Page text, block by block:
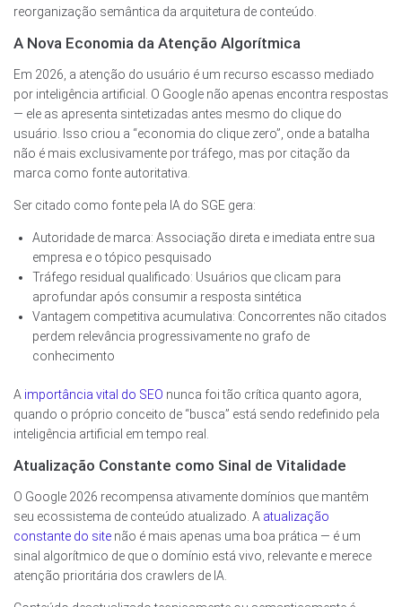
reorganização semântica da arquitetura de conteúdo.
A Nova Economia da Atenção Algorítmica
Em 2026, a atenção do usuário é um recurso escasso mediado
por inteligência artificial. O Google não apenas encontra respostas
— ele as apresenta sintetizadas antes mesmo do clique do
usuário. Isso criou a “economia do clique zero”, onde a batalha
não é mais exclusivamente por tráfego, mas por citação da
marca como fonte autoritativa.
Ser citado como fonte pela IA do SGE gera:
Autoridade de marca: Associação direta e imediata entre sua
empresa e o tópico pesquisado
Tráfego residual qualificado: Usuários que clicam para
aprofundar após consumir a resposta sintética
Vantagem competitiva acumulativa: Concorrentes não citados
perdem relevância progressivamente no grafo de
conhecimento
A importância vital do SEO nunca foi tão crítica quanto agora,
quando o próprio conceito de “busca” está sendo redefinido pela
inteligência artificial em tempo real.
Atualização Constante como Sinal de Vitalidade
O Google 2026 recompensa ativamente domínios que mantêm
seu ecossistema de conteúdo atualizado. A atualização
constante do site não é mais apenas uma boa prática — é um
sinal algorítmico de que o domínio está vivo, relevante e merece
atenção prioritária dos crawlers de IA.